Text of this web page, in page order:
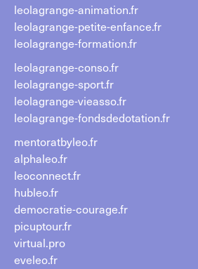
leolagrange-animation.fr
leolagrange-petite-enfance.fr
leolagrange-formation.fr
leolagrange-conso.fr
leolagrange-sport.fr
leolagrange-vieasso.fr
leolagrange-fondsdedotation.fr
mentoratbyleo.fr
alphaleo.fr
leoconnect.fr
hubleo.fr
democratie-courage.fr
picuptour.fr
virtual.pro
eveleo.fr